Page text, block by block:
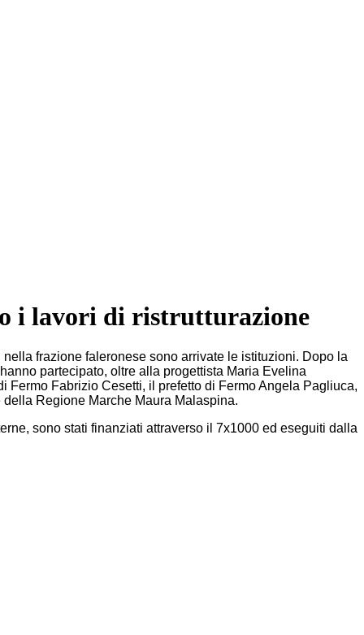
i lavori di ristrutturazione
frazione faleronese sono arrivate le istituzioni. Dopo la
partecipato, oltre alla progettista Maria Evelina
Fabrizio Cesetti, il prefetto di Fermo Angela Pagliuca,
Regione Marche Maura Malaspina.
sono stati finanziati attraverso il 7x1000 ed eseguiti dalla